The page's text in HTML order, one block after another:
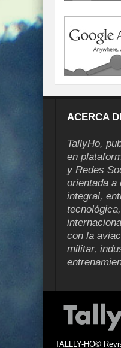
ACERCA
TallyHo,
en
y Redes
orientada a
integral,
con la
militar,
TALLLY-HO©